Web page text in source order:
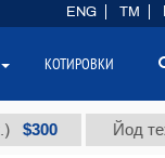
Йод
ENG TM
КОТИРОВКИ